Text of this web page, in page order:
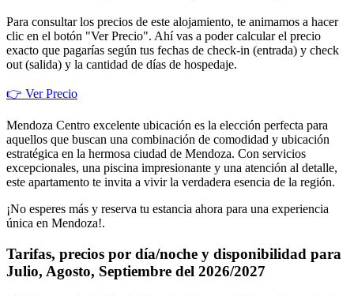
Para consultar los precios de este alojamiento, te animamos a hacer
clic en el botón "Ver Precio". Ahí vas a poder calcular el precio
exacto que pagarías según tus fechas de check-in (entrada) y check
out (salida) y la cantidad de días de hospedaje.
👉 Ver Precio
Mendoza Centro excelente ubicación es la elección perfecta para
aquellos que buscan una combinación de comodidad y ubicación
estratégica en la hermosa ciudad de Mendoza. Con servicios
excepcionales, una piscina impresionante y una atención al detalle,
este apartamento te invita a vivir la verdadera esencia de la región.
¡No esperes más y reserva tu estancia ahora para una experiencia
única en Mendoza!.
Tarifas, precios por día/noche y disponibilidad para
Julio, Agosto, Septiembre del 2026/2027